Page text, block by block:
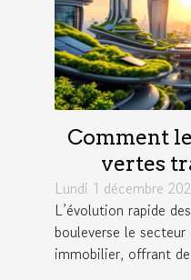
Comment
vertes
Lundi 1 décembre
L’évolution rapide
bouleverse le
immobilier, offrant